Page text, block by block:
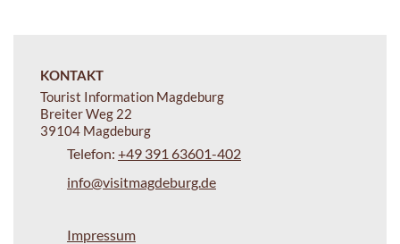
KONTAKT
Tourist Information Magdeburg
Breiter Weg 22
39104 Magdeburg
Telefon: +49 391 63601-402
info@visitmagdeburg.de
Impressum